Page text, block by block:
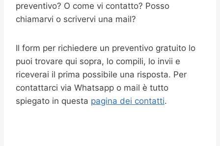
preventivo? O come vi contatto? Posso
chiamarvi o scrivervi una mail?
Il form per richiedere un preventivo gratuito lo
puoi trovare qui sopra, lo compili, lo invii e
riceverai il prima possibile una risposta. Per
contattarci via Whatsapp o mail è tutto
spiegato in questa pagina dei contatti.